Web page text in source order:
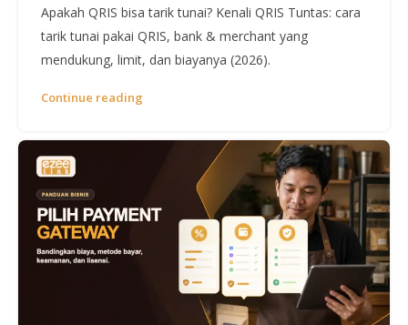
Apakah QRIS bisa tarik tunai? Kenali QRIS Tuntas: cara
tarik tunai pakai QRIS, bank & merchant yang
mendukung, limit, dan biayanya (2026).
Continue reading